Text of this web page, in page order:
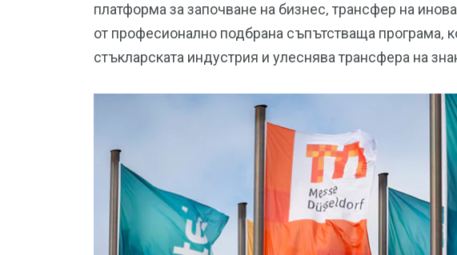
платформа за започване на бизнес, трансфер на
от професионално подбрана съпътстваща програма,
стъкларската индустрия и улеснява трансфера на